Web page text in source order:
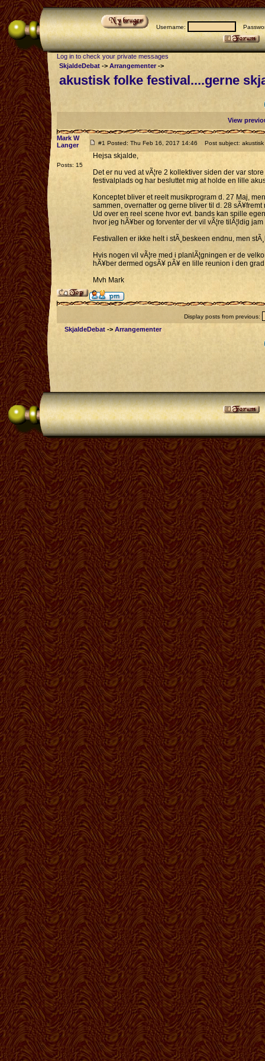
Username:
Log in to check your private messages
SkjaldeDebat -> Arrangementer->
akustisk folke festival....gerne
View
Mark W
Langer
Posts: 15
#1 Posted: Thu Feb 16, 2017 14:46 Post subject: akustisk
Hejsa skjalde,
Det er nu ved at vÃ¦re 2 kollektiver siden der var
festivalplads og har besluttet mig at holde en lille
Konceptet bliver et reelt musikprogram d. 27 Maj,
sammen, overnatter og gerne bliver til d. 28 sÃ¥fremt
Ud over en reel scene hvor evt. bands kan spille
hvor jeg hÃ¥ber og forventer der vil vÃ¦re tilÃ¦ldig
Festivallen er ikke helt i stÃ¸beskeen endnu, men
Hvis nogen vil vÃ¦re med i planlÃ¦gningen er de
hÃ¥ber dermed ogsÃ¥ pÃ¥ en lille reunion i den
Mvh Mark
Display posts from previous:
SkjaldeDebat -> Arrangementer